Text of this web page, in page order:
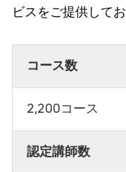
ビスをご提供してお
コース数
2,200コース
認定講師数